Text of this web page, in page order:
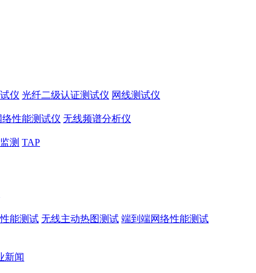
仪 光纤二级认证测试仪 网线测试仪
络性能测试仪 无线频谱分析仪
测 TAP
能测试 无线主动热图测试 端到端网络性能测试
新闻